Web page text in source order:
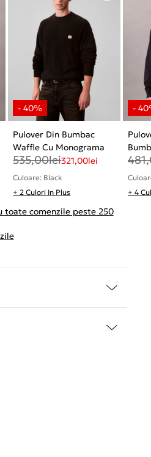
Pulover Din Bumbac
Waffle Cu Monograma
535,00lei321,00lei
Culoare: Black
+ 2 Culori In Plus
+ 4
comenzile peste 250